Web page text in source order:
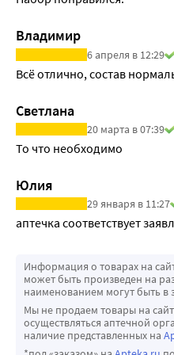
Владимир
6 апреля в 12:29
Всё отлично, состав
Светлана
20 марта в 07:39
То что необходимо
Юлия
29 января в 11:27
аптечка соответствует
Информация о товарах на
может быть произведен на
наименованием могут быть в
Мы не продаем товары на
осуществляться аптечной
наличие представленных на